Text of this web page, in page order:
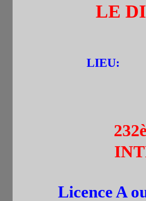
LE
LIEU:
232è
Licence A